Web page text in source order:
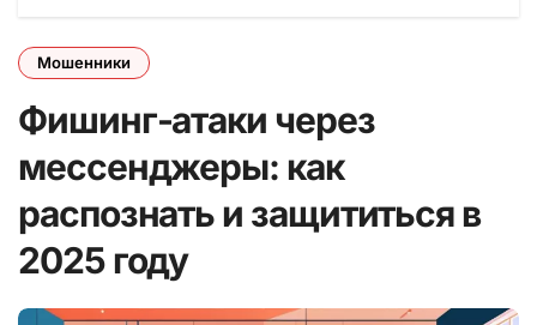
Мошенники
Фишинг-атаки через
мессенджеры: как
распознать и защититься в
2025 году